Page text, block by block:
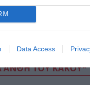
Data Access
ΆΝΘΗ ΤΟΥ ΚΑΚΟΎ*